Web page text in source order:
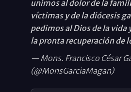
unimos al dolor de la
víctimas y de la diócesis
pedimos al Dios de la vida
la pronta recuperación de
— Mons. Francisco César
(@MonsGarciaMagan)